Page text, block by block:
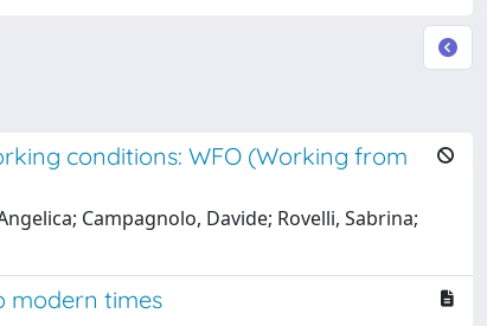
conditions: WFO (Working from
Campagnolo, Davide; Rovelli, Sabrina;
modern times